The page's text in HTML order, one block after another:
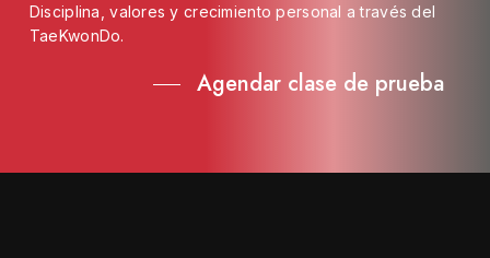
Disciplina, valores y crecimiento personal a través del
TaeKwonDo.
Agendar clase de prueba